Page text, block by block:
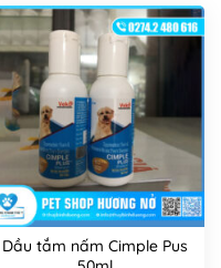
Dầu tắm nấm Cimple Pus